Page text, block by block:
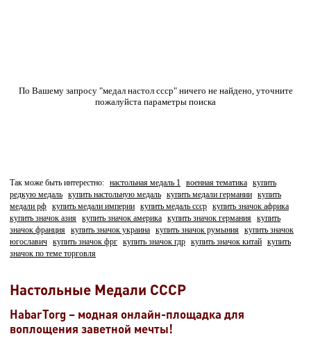
По Вашему запросу "медал настол ссср" ничего не найдено, уточните
пожалуйста параметры поиска
Так може быть интерестно: настольная медаль 1 военная тематика
купить
редкую медаль
купить настольную медаль купить медали германии
купить
медали рф
купить медали империи купить медаль ссср
купить значок африка
купить значок азия
купить значок америка купить значок германия
купить
значок франция
купить значок украина купить значок румыния
купить значок
югославич
купить значок фрг купить значок гдр купить значок китай
купить
значок по теме торговля
Настольные Медали СССР
HabarTorg – модная онлайн-площадка для
воплощения заветной мечты!